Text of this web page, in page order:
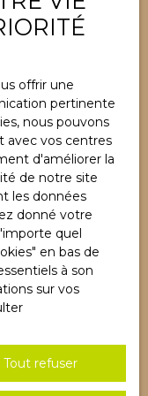
Tassigny
offrir une
pertinente
nous pouvons
avec vos centres
d'améliorer la
de notre site
les données
donné votre
quel
en bas de
à son
sur vos
Tout refuser